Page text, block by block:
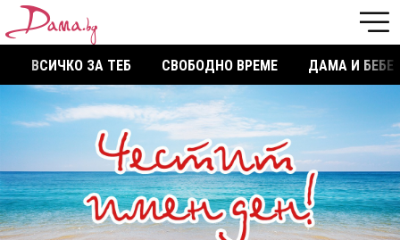
ВСИЧКО ЗА ТЕБ СВОБОДНО ВРЕМЕ ДАМА И БЕБЕ